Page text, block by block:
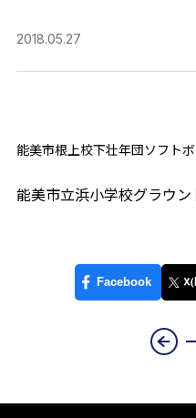
2018.05.27
能美市根上校下壮年団ソフト
能美市立浜小学校グラウン